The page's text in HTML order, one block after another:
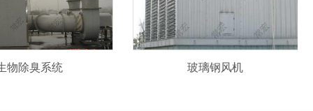
物除臭系统 玻璃钢风机